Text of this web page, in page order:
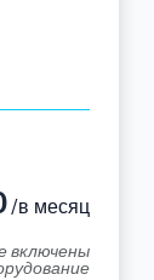
/в месяц
включены